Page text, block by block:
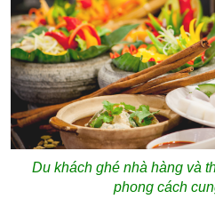
Du khách ghé nhà hàng và
phong cách